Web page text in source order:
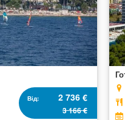
Від 2 736 €
3 166 €